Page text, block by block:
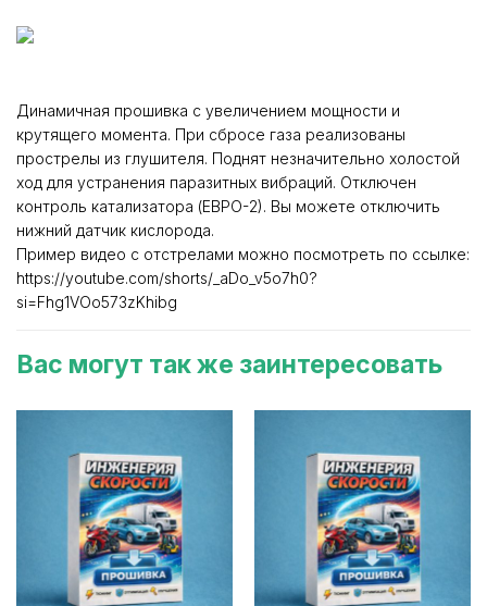
Динамичная прошивка с увеличением мощности и
крутящего момента. При сбросе газа реализованы
прострелы из глушителя. Поднят незначительно холостой
ход для устранения паразитных вибраций. Отключен
контроль катализатора (ЕВРО-2). Вы можете отключить
нижний датчик кислорода.
Пример видео с отстрелами можно посмотреть по ссылке:
https://youtube.com/shorts/_aDo_v5o7h0?
si=Fhg1VOo573zKhibg
Вас могут так же заинтересовать